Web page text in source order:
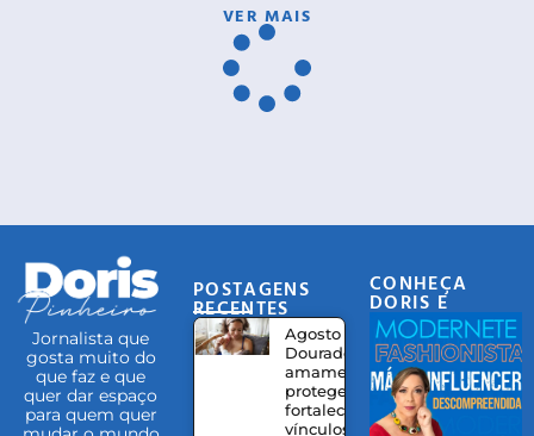
VER MAIS
Jornalista que
gosta muito do
que faz e que
quer dar espaço
para quem quer
POSTAGENS
RECENTES
Agosto
Dourado:
amamentação
protege,
fortalece
vínculos e
CONHEÇA
DORIS E
EQUIPE